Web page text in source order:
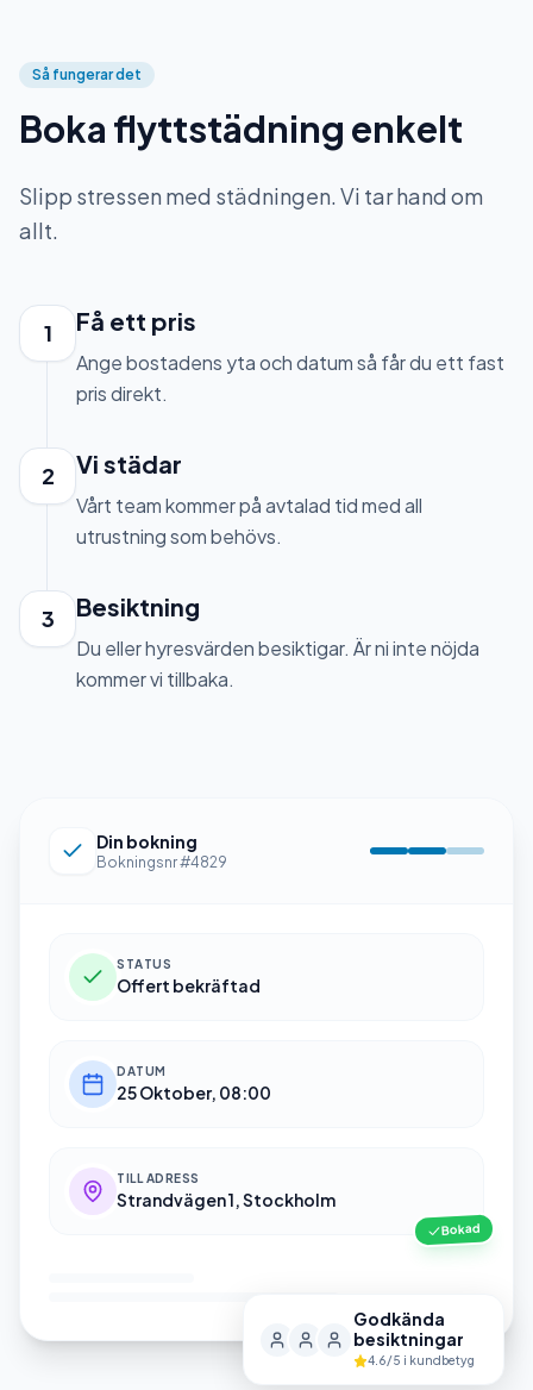
Så fungerar det
Boka flyttstädning enkelt
Slipp stressen med städningen. Vi tar hand om
allt.
1 Få ett pris
Ange bostadens yta och datum så får du ett fast
pris direkt.
2 Vi städar
Vårt team kommer på avtalad tid med all
utrustning som behövs.
3 Besiktning
Du eller hyresvärden besiktigar. Är ni inte nöjda
kommer vi tillbaka.
Din bokning
Bokningsnr #4829
STATUS
Offert bekräftad
DATUM
25 Oktober, 08:00
TILL ADRESS
Strandvägen 1, Stockholm
Bokad
Godkända
besiktningar
4.6/5 i kundbetyg